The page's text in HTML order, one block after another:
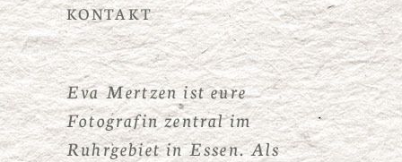
KONTAKT
Eva Mertzen ist eure
Fotografin zentral im
Ruhrgebiet in Essen. Als